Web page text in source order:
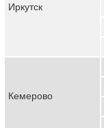
Иркутск
Кемерово